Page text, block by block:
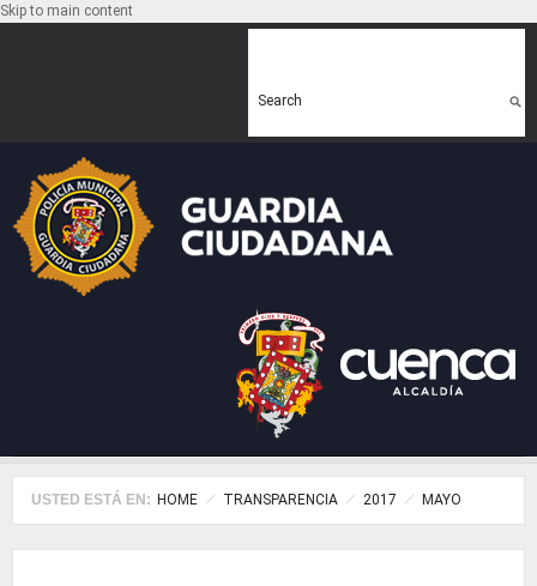
Skip to main content
Search
USTED ESTÁ EN: HOME TRANSPARENCIA 2017 MAYO